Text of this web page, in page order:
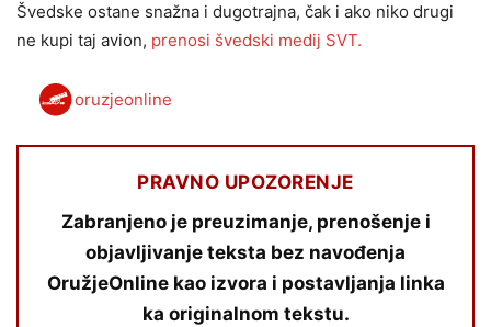
Švedske ostane snažna i dugotrajna, čak i ako niko drugi
ne kupi taj avion, prenosi švedski medij SVT.
oruzjeonline
PRAVNO UPOZORENJE
Zabranjeno je preuzimanje, prenošenje i
objavljivanje teksta bez navođenja
OružjeOnline kao izvora i postavljanja linka
ka originalnom tekstu.